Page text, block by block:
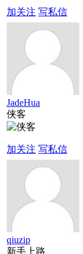
加关注 写私信
JadeHua
侠客
加关注 写私信
qiuzip
新手上路